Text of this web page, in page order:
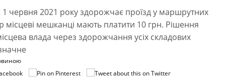
1 червня 2021 року здорожчає проїзд у маршрутних
місцеві мешканці мають платити 10 грн. Рішення
влада через здорожчання усіх складових